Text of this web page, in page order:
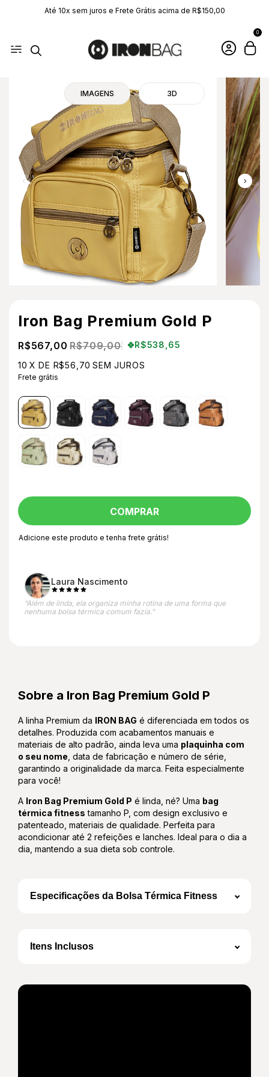
Até 10x sem juros e Frete Grátis acima de R$150,00
0
IMAGENS 3D
Iron Bag Premium Gold P
R$567,00 R$709,00
R$538,65
10 X DE R$56,70 SEM JUROS
Frete grátis
Adicione este produto etenha frete grátis!
Laura Nascimento
“Além de linda, ela organiza minha rotina de uma forma que
nenhuma bolsa térmica comum fazia.”
Sobre a Iron Bag Premium Gold P
A linha Premium da IRON BAG é diferenciada em todos os
detalhes. Produzida com acabamentos manuais e
materiais de alto padrão, ainda leva uma plaquinha com
o seu nome , data de fabricação e número de série,
garantindo a originalidade da marca. Feita especialmente
para você!
A Iron Bag Premium Gold P é linda, né? Uma bag
térmica fitness tamanho P, com design exclusivo e
patenteado, materiais de qualidade. Perfeita para
acondicionar até 2 refeições e lanches. Ideal para o dia a
dia, mantendo a sua dieta sob controle.
Especificações da Bolsa Térmica Fitness
14 cm P x 21cm A
Revestimento externo em couro sintético
Itens Inclusos